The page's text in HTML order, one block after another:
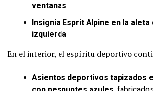
ventanas
Insignia Esprit Alpine en la aleta
izquierda
En el interior, el espíritu deportivo
Asientos deportivos tapizados